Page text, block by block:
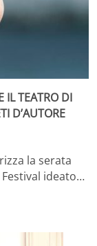
IL TEATRO DI
D’AUTORE
la serata
Festival ideato…